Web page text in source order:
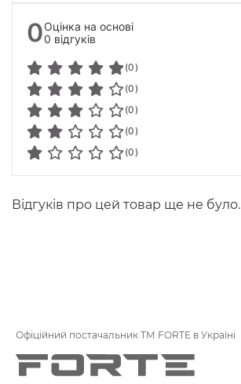
0Оцінка на основі
0 відгуків
(0)
(0)
(0)
(0)
(0)
Відгуків про цей товар ще не було.
Офіційний постачальник ТМ FORTE в Україні